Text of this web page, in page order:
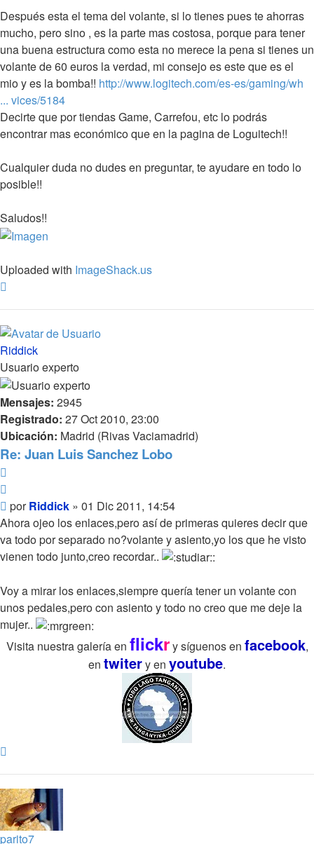
Después esta el tema del volante, si lo tienes pues te ahorras
mucho, pero sino , es la parte mas costosa, porque para tener
una buena estructura como esta no merece la pena si tienes un
volante de 60 euros la verdad, mi consejo es este que es el
mio y es la bomba!! http://www.logitech.com/es-es/gaming/wh
... vices/5184
Decirte que por tiendas Game, Carrefou, etc lo podrás
encontrar mas económico que en la pagina de Loguitech!!
Cualquier duda no dudes en preguntar, te ayudare en todo lo
posible!!
Saludos!!
Uploaded with ImageShack.us
Riddick
Usuario experto
Mensajes: 2945
Registrado: 27 Oct 2010, 23:00
Ubicación: Madrid (Rivas Vaciamadrid)
Re: Juan Luis Sanchez Lobo
Mensaje
porRiddick » 01 Dic 2011, 14:54
Ahora ojeo los enlaces,pero así de primeras quieres decir que
va todo por separado no?volante y asiento,yo los que he visto
vienen todo junto,creo recordar..
Voy a mirar los enlaces,siempre quería tener un volante con
unos pedales,pero con asiento y todo no creo que me deje la
mujer..
Visita nuestra galería en flickry síguenos en facebook,
en twitery en youtube.
parito7